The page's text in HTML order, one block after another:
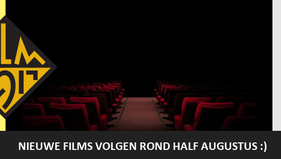
NIEUWE FILMS VOLGEN ROND HALF AUGUSTUS :)